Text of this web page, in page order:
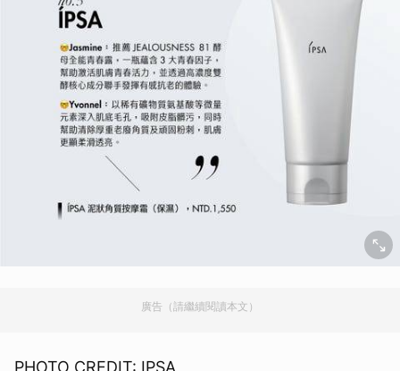
廣告（請繼續閱讀本文）
PHOTO CREDIT: IPSA